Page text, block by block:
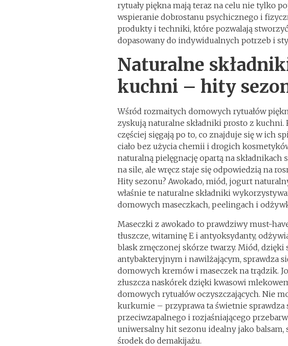
rytuały piękna mają teraz na celu nie tylko
wspieranie dobrostanu psychicznego i
produkty i techniki, które pozwalają
dopasowany do indywidualnych potrzeb i
Naturalne
kuchni – hity
Wśród rozmaitych domowych rytuałów
zyskują naturalne składniki prosto z kuchni.
częściej sięgają po to, co znajduje się w ich
ciało bez użycia chemii i drogich
naturalną pielęgnację opartą na
na sile, ale wręcz staje się odpowiedzią na
Hity sezonu? Awokado, miód, jogurt
właśnie te naturalne składniki
domowych maseczkach, peelingach i
Maseczki z awokado to prawdziwy must-
tłuszcze, witaminę E i antyoksydanty,
blask zmęczonej skórze twarzy. Miód, dzięki
antybakteryjnym i nawilżającym, sprawdza
domowych kremów i maseczek na trądzik.
złuszcza naskórek dzięki kwasowi
domowych rytuałów oczyszczających. Nie
kurkumie – przyprawa ta świetnie sprawdza
przeciwzapalnego i rozjaśniającego
uniwersalny hit sezonu idealny jako balsam,
środek do demakijażu.